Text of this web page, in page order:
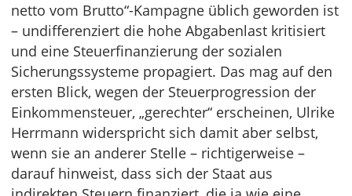
netto vom Brutto“-Kampagne üblich geworden ist
– undifferenziert die hohe Abgabenlast kritisiert
und eine Steuerfinanzierung der sozialen
Sicherungssysteme propagiert. Das mag auf den
ersten Blick, wegen der Steuerprogression der
Einkommensteuer, „gerechter“ erscheinen, Ulrike
Herrmann widerspricht sich damit aber selbst,
wenn sie an anderer Stelle – richtigerweise –
darauf hinweist, dass sich der Staat aus